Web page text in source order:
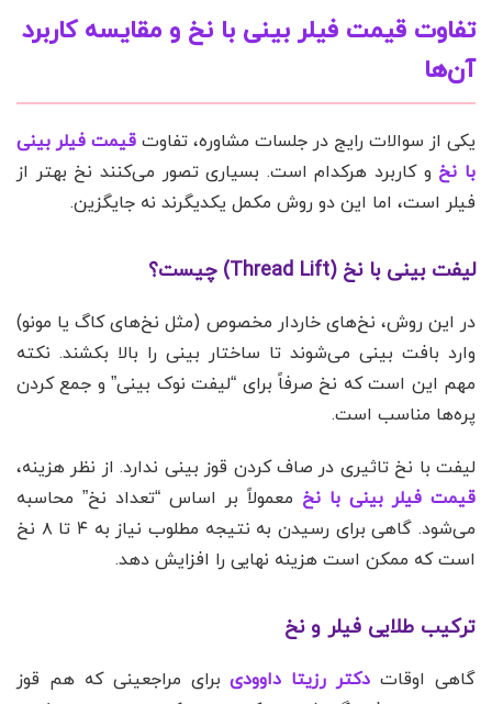
تفاوت قیمت فیلر بینی با نخ و مقایسه کاربرد
آن‌ها
یکی از سوالات رایج در جلسات مشاوره، تفاوت قیمت فیلر بینی
با نخ و کاربرد هرکدام است. بسیاری تصور می‌کنند نخ بهتر از
فیلر است، اما این دو روش مکمل یکدیگرند نه جایگزین.
لیفت بینی با نخ (Thread Lift) چیست؟
در این روش، نخ‌های خاردار مخصوص (مثل نخ‌های کاگ یا مونو)
وارد بافت بینی می‌شوند تا ساختار بینی را بالا بکشند. نکته
مهم این است که نخ صرفاً برای “لیفت نوک بینی” و جمع کردن
پره‌ها مناسب است.
لیفت با نخ تاثیری در صاف کردن قوز بینی ندارد. از نظر هزینه،
قیمت فیلر بینی با نخ معمولاً بر اساس “تعداد نخ” محاسبه
می‌شود. گاهی برای رسیدن به نتیجه مطلوب نیاز به ۴ تا ۸ نخ
است که ممکن است هزینه نهایی را افزایش دهد.
ترکیب طلایی فیلر و نخ
گاهی اوقات دکتر رزیتا داوودیبرای مراجعینی که هم قوز